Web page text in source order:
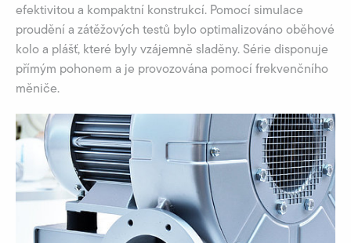
efektivitou a kompaktní konstrukcí. Pomocí simulace
proudění a zátěžových testů bylo optimalizováno oběhové
kolo a plášť, které byly vzájemně sladěny. Série disponuje
přímým pohonem a je provozována pomocí frekvenčního
měniče.